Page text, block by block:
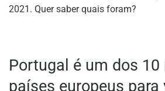
2021. Quer saber quais foram?
Portugal é um dos 10
países europeus